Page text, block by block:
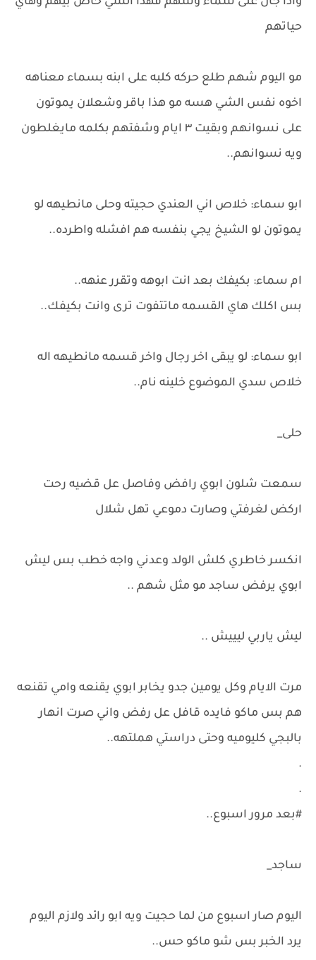
حياتهم
مو اليوم شهم طلع حركه كلبه على ابنه بسماء معناهه
اخوه نفس الشي هسه مو هذا باقر وشعلان يموتون
على نسوانهم وبقيت ٣ ايام وشفتهم بكلمه مايغلطون
ويه نسوانهم..
ابو سماء: خلاص اني العندي حجيته وحلى مانطيهه لو
يموتون لو الشيخ يجي بنفسه هم افشله واطرده..
ام سماء: بكيفك بعد انت ابوهه وتقرر عنهه..
بس اكلك هاي القسمه ماتتفوت ترى وانت بكيفك..
ابو سماء: لو يبقى اخر رجال واخر قسمه مانطيهه اله
خلاص سدي الموضوع خلينه نام..
حلى_
سمعت شلون ابوي رافض وفاصل عل قضيه رحت
اركض لغرفتي وصارت دموعي تهل شلال
انكسر خاطري كلش الولد وعدني واجه خطب بس ليش
ابوي يرفض ساجد مو مثل شهم ..
ليش ياربي ليييش ..
مرت الايام وكل يومين جدو يخابر ابوي يقنعه وامي تقنعه
هم بس ماكو فايده قافل عل رفض واني صرت انهار
بالبجي كليوميه وحتى دراستي هملتهه..
.
.
#بعد مرور اسبوع..
ساجد_
اليوم صار اسبوع من لما حجيت ويه ابو رائد ولازم اليوم
يرد الخبر بس شو ماكو حس..